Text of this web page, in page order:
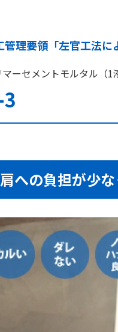
管理要領「左官工法
ーセメントモルタル（1
肩への負担が少な